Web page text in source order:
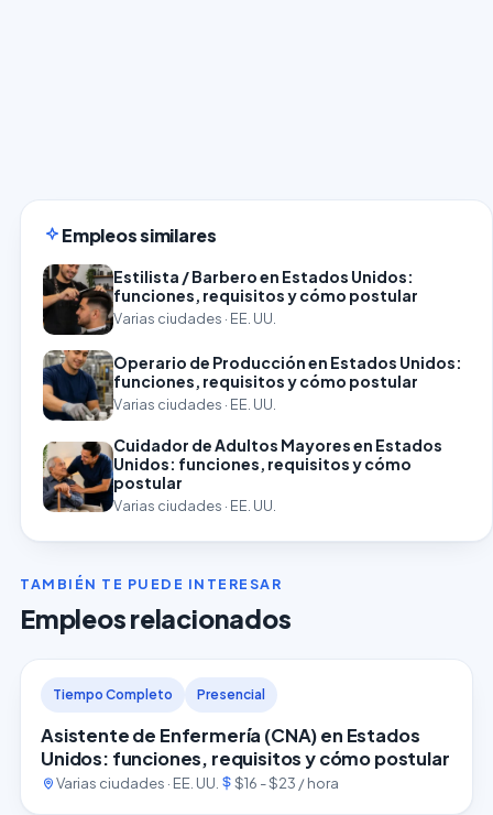
Empleos similares
Estilista / Barbero en Estados Unidos:
funciones, requisitos y cómo postular
Varias ciudades · EE. UU.
Operario de Producción en Estados Unidos:
funciones, requisitos y cómo postular
Varias ciudades · EE. UU.
Cuidador de Adultos Mayores en Estados
Unidos: funciones, requisitos y cómo
postular
Varias ciudades · EE. UU.
TAMBIÉN TE PUEDE INTERESAR
Empleos relacionados
Tiempo Completo Presencial
Asistente de Enfermería (CNA) en Estados
Unidos: funciones, requisitos y cómo postular
Varias ciudades · EE. UU. $16 - $23 / hora